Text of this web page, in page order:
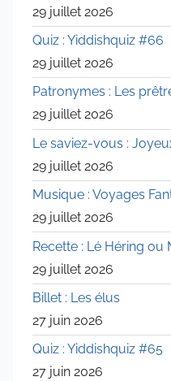
29 juillet 2026
Quiz : Yiddishquiz #66
29 juillet 2026
Patronymes : Les
29 juillet 2026
Le saviez-vous :
29 juillet 2026
Musique : Voyages
29 juillet 2026
Recette : Lé Héring ou
29 juillet 2026
Billet : Les élus
27 juin 2026
Quiz : Yiddishquiz #65
27 juin 2026